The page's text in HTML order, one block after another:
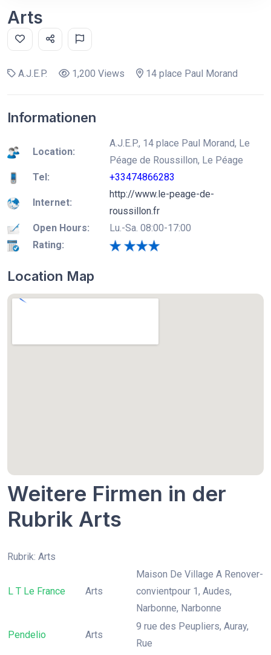
Arts
A.J.E.P. 1,200 Views 14 place Paul Morand
Informationen
Location:
A.J.E.P., 14 place Paul Morand, Le
Péage de Roussillon, Le Péage
Tel:
+33474866283
Internet:
http://www.le-peage-de-
roussillon.fr
Open Hours:
Lu.-Sa. 08:00-17:00
Rating:
Location Map
Weitere Firmen in der
Rubrik Arts
Rubrik: Arts
L T Le France Arts
Maison De Village A Renover-
convientpour 1, Audes,
Narbonne, Narbonne
Pendelio Arts
9 rue des Peupliers, Auray,
Rue